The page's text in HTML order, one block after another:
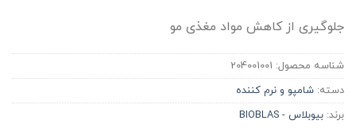
جلوگیری از کاهش مواد مغذی مو
شناسه محصول: 204001001
دسته: شامپو و نرم کننده
برند: بیوبلاس - BIOBLAS